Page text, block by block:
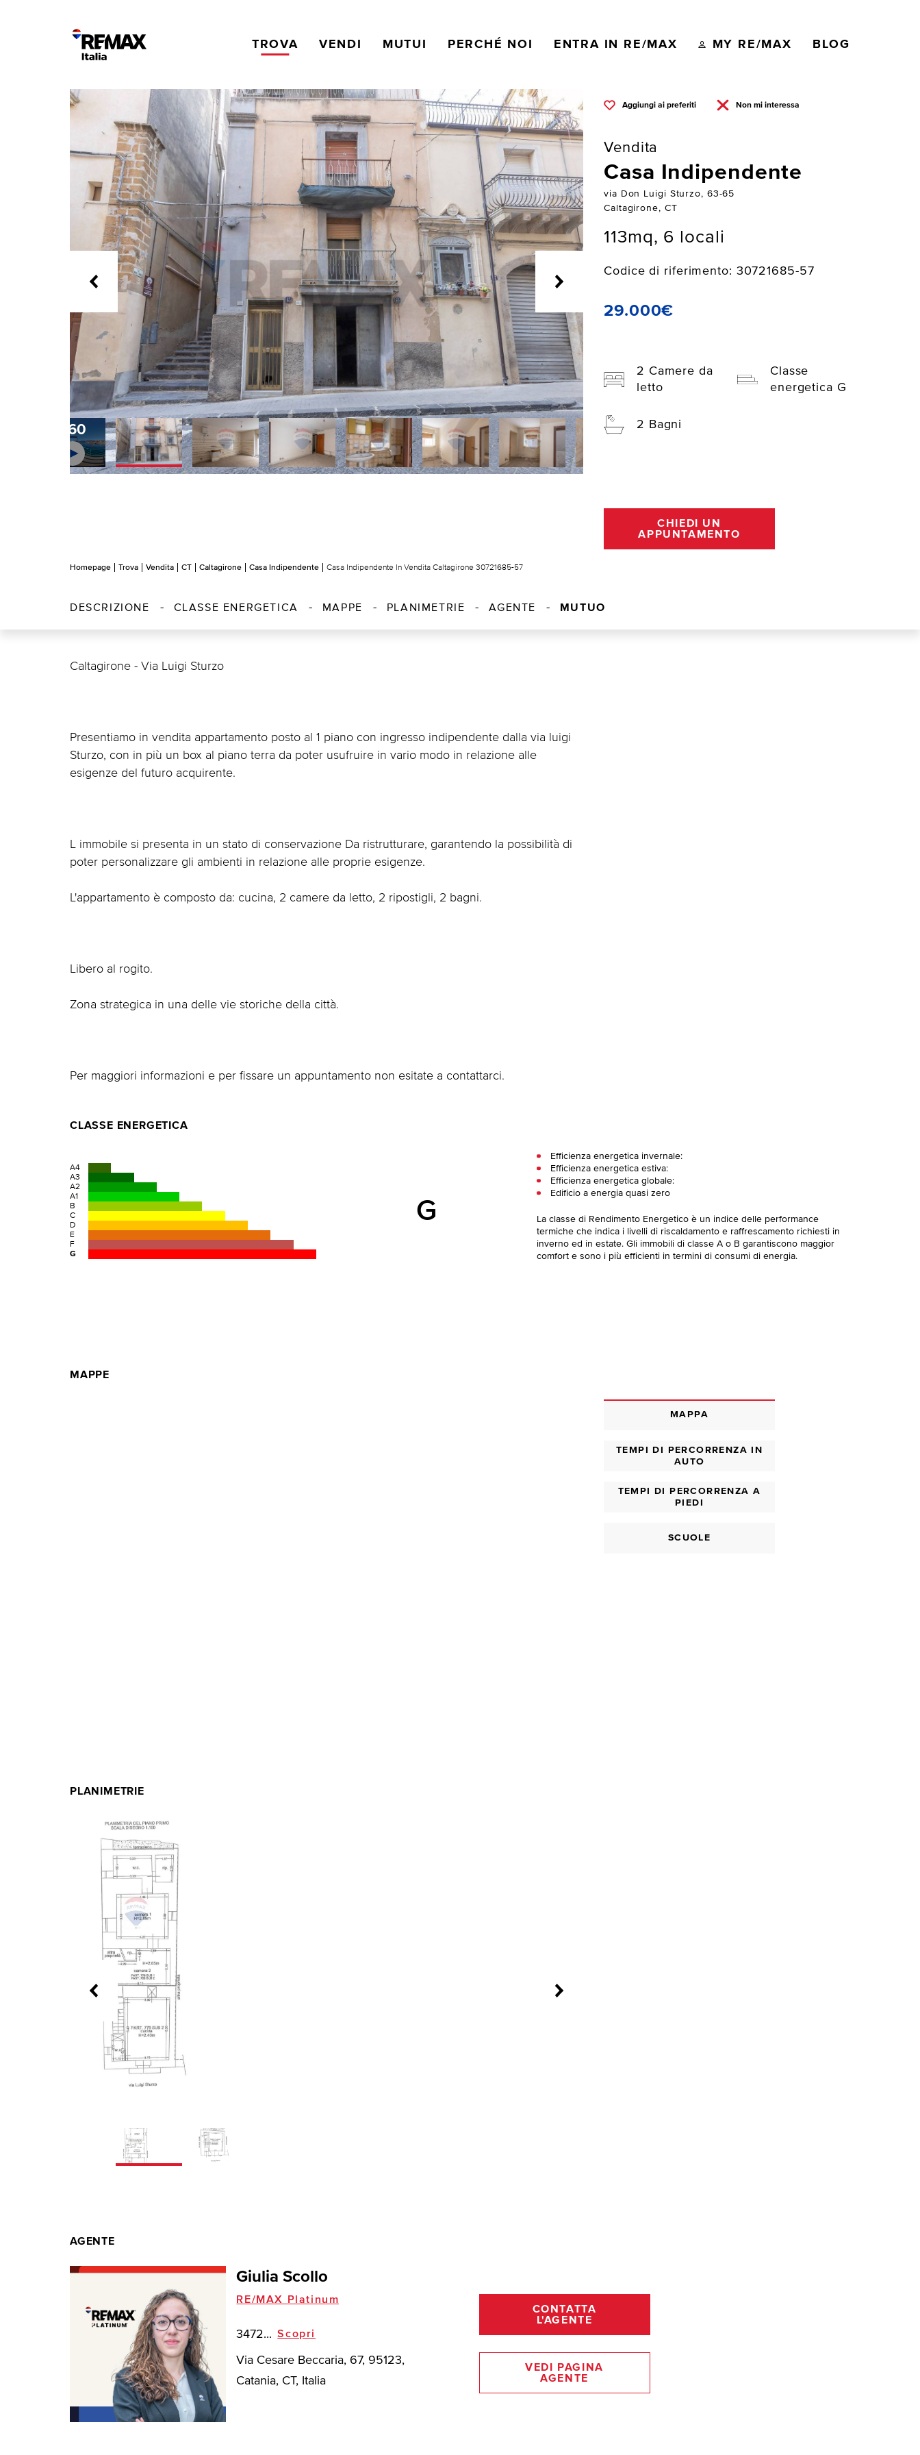
TROVA VENDI MUTUI PERCHÉ NOI ENTRA IN RE/MAX MY RE/MAX BLOG
360
Aggiungi ai preferiti Non mi interessa
Vendita
Casa Indipendente
via Don Luigi Sturzo, 63-65
Caltagirone, CT
113mq, 6 locali
Codice di riferimento: 30721685-57
29.000€
2 Camere da
letto
Classe
energetica G
2 Bagni
CHIEDI UN
APPUNTAMENTO
Homepage Trova Vendita CT Caltagirone Casa Indipendente Casa Indipendente In Vendita Caltagirone 30721685-57
DESCRIZIONE CLASSE ENERGETICA MAPPE PLANIMETRIE AGENTE MUTUO
Caltagirone - Via Luigi Sturzo
Presentiamo in vendita appartamento posto al 1 piano con ingresso indipendente dalla via luigi
Sturzo, con in più un box al piano terra da poter usufruire in vario modo in relazione alle
esigenze del futuro acquirente.
L immobile si presenta in un stato di conservazione Da ristrutturare, garantendo la possibilità di
poter personalizzare gli ambienti in relazione alle proprie esigenze.
L'appartamento è composto da: cucina, 2 camere da letto, 2 ripostigli, 2 bagni.
Libero al rogito.
Zona strategica in una delle vie storiche della città.
Per maggiori informazioni e per fissare un appuntamento non esitate a contattarci.
CLASSE ENERGETICA
A4
A3
A2
A1
B
C
D
E
F
G
G
Efficienza energetica invernale:
Efficienza energetica estiva:
Efficienza energetica globale:
Edificio a energia quasi zero
La classe di Rendimento Energetico è un indice delle performance
termiche che indica i livelli di riscaldamento e raffrescamento richiesti in
inverno ed in estate. Gli immobili di classe A o B garantiscono maggior
comfort e sono i più efficienti in termini di consumi di energia.
MAPPE
MAPPA
TEMPI DI PERCORRENZA IN
AUTO
TEMPI DI PERCORRENZA A
PIEDI
SCUOLE
PLANIMETRIE
AGENTE
Giulia Scollo
RE/MAX Platinum
3472... Scopri
Via Cesare Beccaria, 67, 95123,
Catania, CT, Italia
CONTATTA
L'AGENTE
VEDI PAGINA
AGENTE